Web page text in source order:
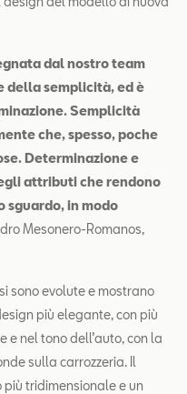
dal nostro team
della semplicità, ed è
Semplicità
che, spesso, poche
Determinazione e
attributi che rendono
sguardo, in modo
Mesonero-Romanos,
sono evolute e mostrano
più elegante, con più
nel tono dell’auto, con la
sulla carrozzeria. Il
più tridimensionale e un